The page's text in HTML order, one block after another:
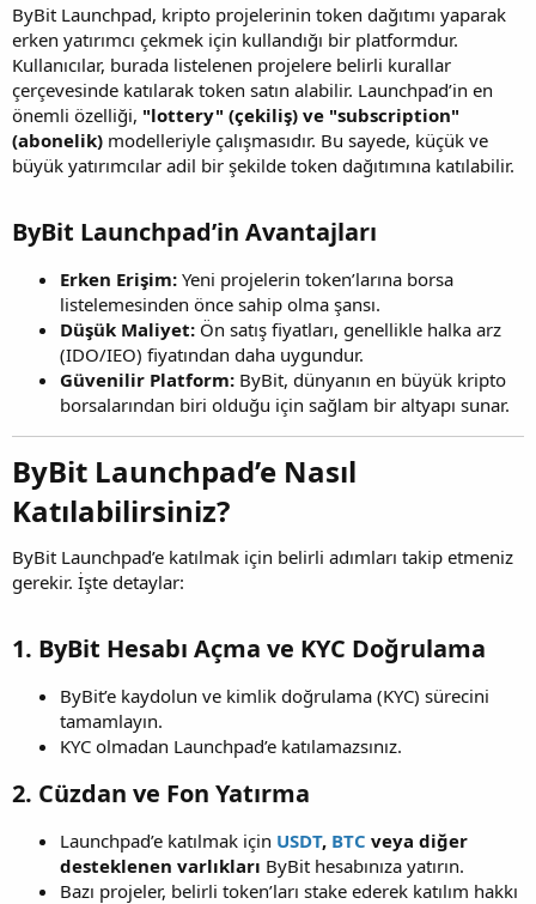
ByBit Launchpad, kripto projelerinin token dağıtımı yaparak
erken yatırımcı çekmek için kullandığı bir platformdur.
Kullanıcılar, burada listelenen projelere belirli kurallar
çerçevesinde katılarak token satın alabilir. Launchpad’in en
önemli özelliği, "lottery" (çekiliş) ve "subscription"
(abonelik) modelleriyle çalışmasıdır. Bu sayede, küçük ve
büyük yatırımcılar adil bir şekilde token dağıtımına katılabilir.
ByBit Launchpad’in Avantajları
Erken Erişim: Yeni projelerin token’larına borsa
listelemesinden önce sahip olma şansı.
Düşük Maliyet: Ön satış fiyatları, genellikle halka arz
(IDO/IEO) fiyatından daha uygundur.
Güvenilir Platform: ByBit, dünyanın en büyük kripto
borsalarından biri olduğu için sağlam bir altyapı sunar.
ByBit Launchpad’e Nasıl
Katılabilirsiniz?
ByBit Launchpad’e katılmak için belirli adımları takip etmeniz
gerekir. İşte detaylar:
1. ByBit Hesabı Açma ve KYC Doğrulama
ByBit’e kaydolun ve kimlik doğrulama (KYC) sürecini
tamamlayın.
KYC olmadan Launchpad’e katılamazsınız.
2. Cüzdan ve Fon Yatırma
Launchpad’e katılmak için USDT, BTC veya diğer
desteklenen varlıkları ByBit hesabınıza yatırın.
Bazı projeler, belirli token’ları stake ederek katılım hakkı